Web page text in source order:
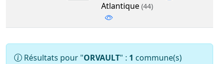
Atlantique (44)
Résultats pour "ORVAULT" : 1 commune(s)